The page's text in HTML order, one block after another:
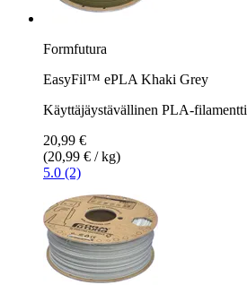
Formfutura
EasyFil™ ePLA Khaki Grey
Käyttäjäystävällinen PLA-filamentti
20,99 €
(20,99 € / kg)
5.0 (2)